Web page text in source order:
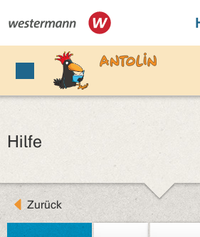
Hilfe
Zurück